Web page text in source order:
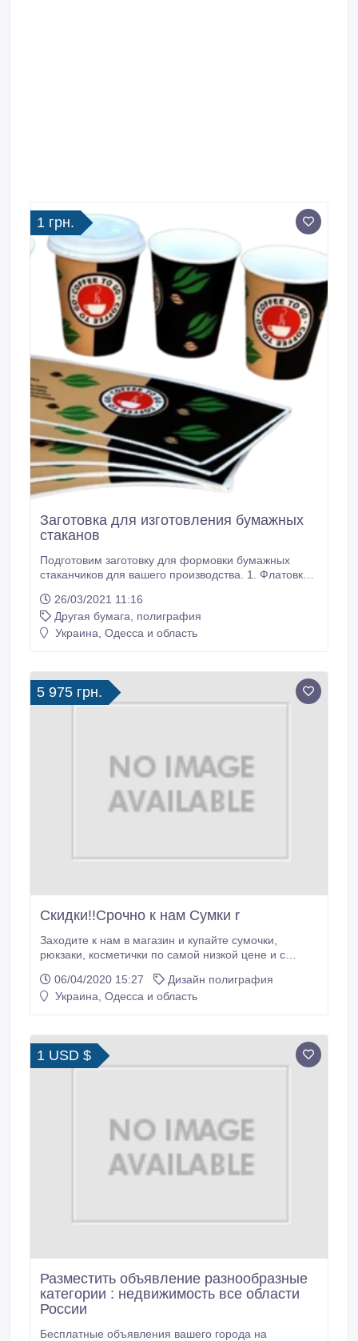
1 грн.
Заготовка для изготовления бумажных
стаканов
Подготовим заготовку для формовки бумажных
стаканчиков для вашего производства. 1. Флатовка
печать на всей поверхности бумаги 3. Не имеют
запаха и абсолютно безопасны для здоровья
человека 4. Конфиденциальность гарантирована 5.
стоимости бумаги от 5 копеек Детальнее - colorcup.
26/03/2021 11:16
Другая бумага, полиграфия
Украина, Одесса и область
5 975 грн.
Скидки!!Срочно к нам Сумки r
Заходите к нам в магазин и купайте сумочки,
рюкзаки, косметички по самой низкой цене и с
интернете Когда речь идет о стиле нельзя
пренебрегать Хаксессуарами. Они расставляют
06/04/2020 15:27
Дизайн полиграфия
Украина, Одесса и область
1 USD $
Разместить объявление разнообразные
категории : недвижимость все области
России
Бесплатные объявления вашего города на